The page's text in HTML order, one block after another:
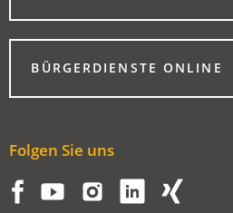
EINEM
NEUEN
TAB)BÜRGERDIENSTE ONLINE
(ÖFFNET
EINEM
TAB)
Folgen Sie uns